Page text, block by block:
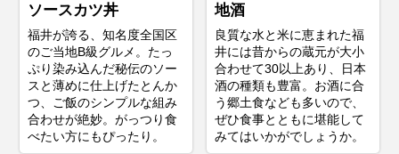
ソースカツ丼
福井が誇る、知名度全国区
のご当地B級グルメ。たっ
ぷり染み込んだ秘伝のソー
スと薄めに仕上げたとんか
つ、ご飯のシンプルな組み
合わせが絶妙。がっつり食
べたい方にもぴったり。
地酒
良質な水と米に恵まれた福
井には昔からの蔵元が大小
合わせて30以上あり、日本
酒の種類も豊富。お酒に合
う郷土食なども多いので、
ぜひ食事とともに堪能して
みてはいかがでしょうか。